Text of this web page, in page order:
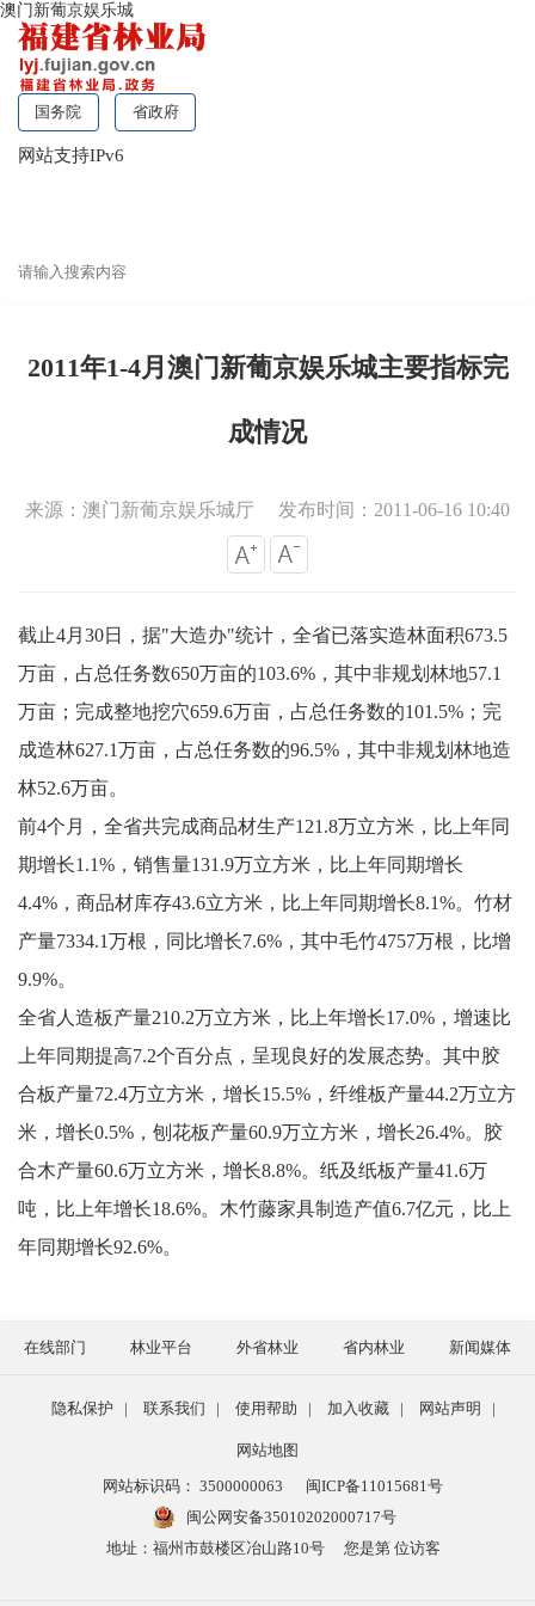
澳门新葡京娱乐城
国务院 省政府
网站支持IPv6
2011年1-4月澳门新葡京娱乐城主要指标完
成情况
来源：澳门新葡京娱乐城厅 发布时间：2011-06-16 10:40
截止4月30日，据"大造办"统计，全省已落实造林面积673.5
万亩，占总任务数650万亩的103.6%，其中非规划林地57.1
万亩；完成整地挖穴659.6万亩，占总任务数的101.5%；完
成造林627.1万亩，占总任务数的96.5%，其中非规划林地造
林52.6万亩。
前4个月，全省共完成商品材生产121.8万立方米，比上年同
期增长1.1%，销售量131.9万立方米，比上年同期增长
4.4%，商品材库存43.6立方米，比上年同期增长8.1%。竹材
产量7334.1万根，同比增长7.6%，其中毛竹4757万根，比增
9.9%。
全省人造板产量210.2万立方米，比上年增长17.0%，增速比
上年同期提高7.2个百分点，呈现良好的发展态势。其中胶
合板产量72.4万立方米，增长15.5%，纤维板产量44.2万立方
米，增长0.5%，刨花板产量60.9万立方米，增长26.4%。胶
合木产量60.6万立方米，增长8.8%。纸及纸板产量41.6万
吨，比上年增长18.6%。木竹藤家具制造产值6.7亿元，比上
年同期增长92.6%。
在线部门 林业平台 外省林业 省内林业 新闻媒体
隐私保护 | 联系我们 | 使用帮助 | 加入收藏 | 网站声明 |
网站地图
网站标识码： 3500000063
闽ICP备11015681号
闽公网安备35010202000717号
地址：福州市鼓楼区冶山路10号
您是第 位访客